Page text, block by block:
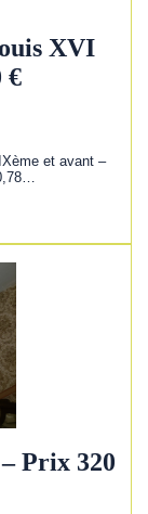
XVI
€
et avant –
Prix 320